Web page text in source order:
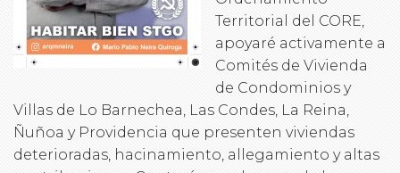
Territorial del CORE,
apoyaré activamente a
Comités de Vivienda
de Condominios y
Villas de Lo Barnechea, Las Condes, La Reina,
Ñuñoa y Providencia que presenten viviendas
deterioradas, hacinamiento, allegamiento y altas